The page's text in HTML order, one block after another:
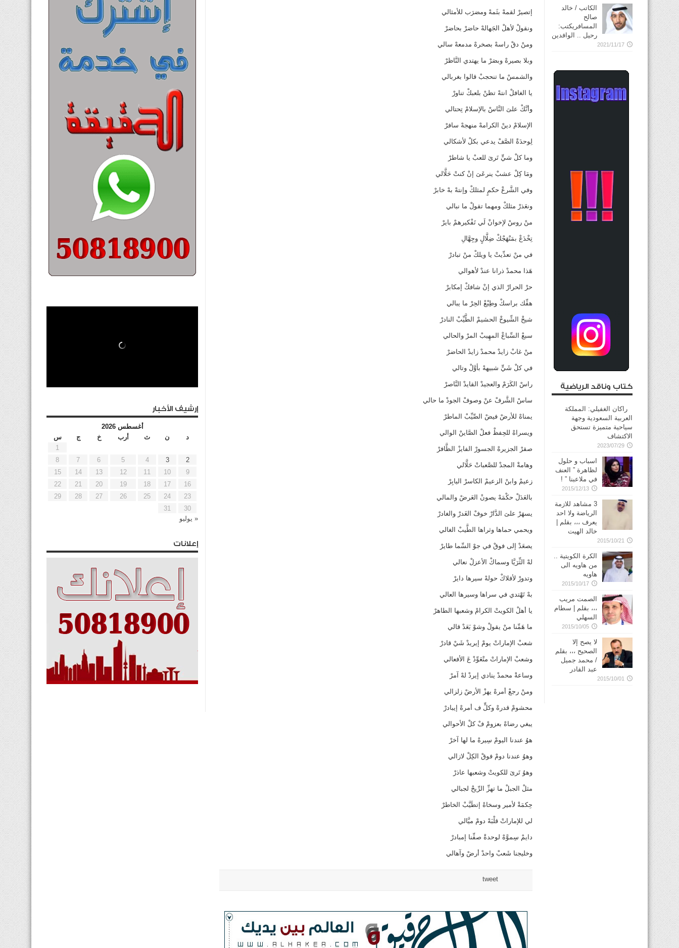
إتصيرْ لقمهْ بثَمهْ ومضرَب للأمثالي
ونقولْ لأهلْ الجَهالهْ حاضرْ بحاضرْ
ومنْ دقْ راسهْ بصخرهْ مدمعهْ سالي
وبلا بصيرهْ وبصَرْ ما يهتدي النَّاظرْ
والشمسْ ما تنحجبْ قالوا بغربالي
يا الغافلْ انتهْ تظنْ بلعبكْ تناورْ
وأنَّكْ علىَ النَّاسْ بالإسلامْ تِحتالي
الإسلامْ دينْ الكرامهْ منهجهْ سافرْ
لِوحدَةْ الصَّفْ يدعي بكلْ لأشكالي
وما كلْ شيٍّ تَرىَ للعبْ يا شاطرْ
ومَا كِلْ عشبْ ينرعَىَ إنْ كنتْ حَلَّالي
وفي الشَّرعْ حكمٍ لمثلكْ وإنتهْ بهْ خابرْ
ونعَذرْ مثلكْ ومهما تقولْ ما نبالي
منْ روسْ لإخوانْ لَي تَفْكيرهمْ بايرْ
تِخْدَعْ بمَنْهَجْكْ ضِلَّالٍ وجِهَّالِ
في منْ تعدِّيتْ يا ويلكْ منْ تبادرْ
هَذا محمدْ ذرانا عندْ لأهوالي
حرْ الحرارْ الذي إنْ شافكْ إمكابرْ
هفِّك براسكْ وطِبْعْ الحِرْ ما يبالي
شيخْ الشِّيوخْ الحشيمْ الطَّيِّبْ النادرْ
سبعْ السِّباعْ المهِيبْ المرْ والحالي
منْ غابْ زايدْ محمدْ زايدْ الحاضرْ
في كلْ شَيٍّ شبيههْ بأوَّلْ وتالي
راسْ الكَرَمْ والعجيدْ القايدْ النَّاصرْ
ساسْ الشَّرفْ عنْ وصوفْ الجودْ ما حالي
يمناهْ للأرضْ فيضْ الصِّيِّبْ الماطرْ
ويسراهْ للحِفظْ فعلْ الصَّاينْ الوالي
صقرْ الجزيرهْ الجسورْ الفايزْ الظَّافرْ
وهامةْ المجدْ للصَّعباتْ حَلَّالي
زعيمْ وابنْ الزعيمْ الكاسرْ اليابِرْ
بالعَدَلْ حكْمَهْ يصونْ العَرضْ والمالي
يسهَرْ علىَ الدَّارْ خوفْ الغَدرْ والغادرْ
ويحمي حماها وثراها الطَّيبْ الغالي
يصعَدْ إلى فوقْ في جوْ السِّما طايرْ
لهْ الثِّرَيَّا وسماكْ الأعزلْ نعالي
وتدورْ لأفلاكْ حولهْ سيرها دايرْ
بهْ تَهْتدي في سراها وسيرها العالي
يا أهلْ الكويتْ الكرامْ وشعبها الطاهرْ
ما هَمِّنا منْ يقولْ وشوْ بَعَدْ قالي
شعبْ الإماراتْ يومْ إيريدْ شَيْ قادرْ
وشعبْ الإماراتْ متْعَوِّدْ عَ الأفعالي
وساعةْ محمدْ ينادي إيردْ لهْ آمرْ
ومنْ رجعْ أمرهْ يهزْ الأرضْ زلزالي
محشومْ قدرهْ وكلٍّ ف أمرهْ إيبادرْ
يبغي رضاهْ بعزومْ فْ كلْ الأحوالي
هوُ عندنا اليومْ سِيرهْ ما لها آخرْ
وهوُ عندنا دومْ فوقْ الكِلْ لازالي
وهوُ تَرىَ للكويتْ وشعبها عاذرْ
مثلْ الجبلْ ما تهزِّ الرِّيحْ لجبالي
حِكمَةْ لأمير وسخاهْ إتطَيَّبْ الخاطرْ
لي للإماراتْ قلْبَهْ دومْ ميَّالي
دايمْ سِموَّهْ لوحدةْ صفِّنا إمبادرْ
وخليجنا شَعبْ واحدْ أرضْ وآهالي
tweet
الكاتب / خالد
صالح
المسافريكتب:
رحيل .. الوافدين
2021/11/17
كتاب وناقد الرياضية
راكان الغفيلي: المملكة
العربية السعودية وجهة
سياحية متميزة تستحق
الاكتشاف
2023/07/29
اسباب و حلول
لظاهرة ” العنف
في ملاعبنا ” !
2015/12/13
3 مشاهد للازمة
الرياضة ولا احد
يعرف ،،، بقلم |
خالد الهيت
2015/10/21
الكرة الكويتية ..
من هاويه الى
هاويه
2015/10/17
الصمت مريب
،،، بقلم | سطام
السهلي
2015/10/05
لا يصح إلا
الصحيح ،،، بقلم
/ محمد جميل
عبد القادر
2015/10/01
إرشيف الأخبار
أغسطس 2026
د
ن ث أرب خ ج
س
1
2
3
4
5
6
7
8
9
10
11
12
13
14
15
16
17
18
19
20
21
22
23
24
25
26
27
28
29
30
31
« يوليو
إعلانات